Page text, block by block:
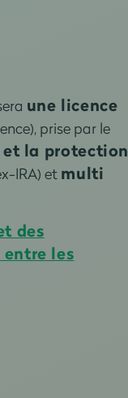
une licence
prise par le
la protection
IRA) et multi
des
les